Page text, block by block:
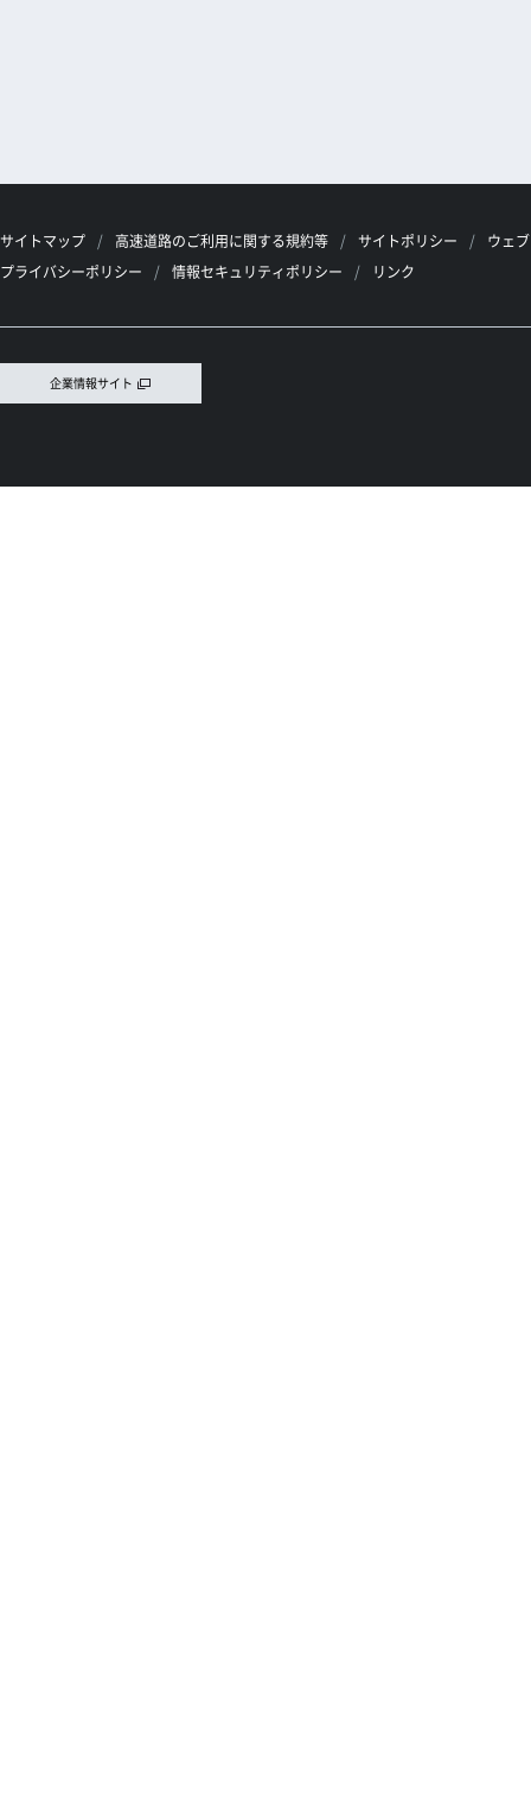
サイトマップ 高速道路のご利用に関する規約等 サイトポリシー
ウェ
プライバシーポリシー
情報セキュリティポリシー リンク
企業情報サイト